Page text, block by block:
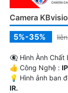
Camera
5%-35%
👁️‍🗨 Hình Ành
👍 Công Nghệ :
IR.